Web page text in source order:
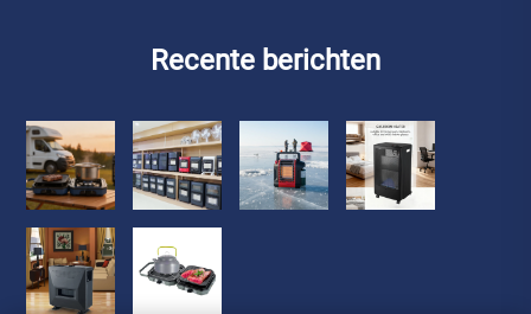
Recente berichten